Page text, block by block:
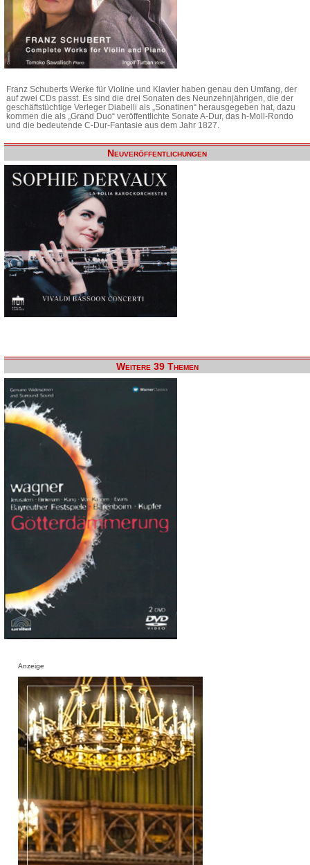
Franz Schuberts Werke für Violine und Klavier haben genau den Umfang, der
auf zwei CDs passt. Es sind die drei Sonaten des Neunzehnjährigen, die der
geschäftstüchtige Verleger Diabelli als „Sonatinen“ herausgegeben hat, dazu
kommen die als „Grand Duo“ veröffentlichte Sonate A-Dur, das h-Moll-Rondo
und die bedeutende C-Dur-Fantasie aus dem Jahr 1827.
Neuveröffentlichungen
Weitere 39 Themen
Anzeige